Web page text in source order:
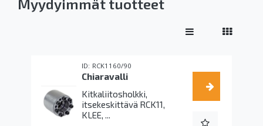
Myydyimmät tuotteet
RCK1160/90
Chiaravalli
Kitkaliitosholkki,
itsekeskittävä RCK11,
KLEE, ...